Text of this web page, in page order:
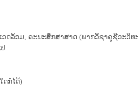
ດລ້ອມ, ຄະນະສຶກສາສາດ (ພາກວິຊາຄູຊີວະວິ
ດກໍໄດ້)